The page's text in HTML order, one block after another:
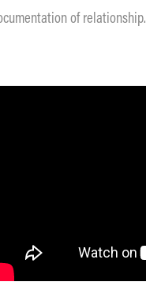
of relationship.